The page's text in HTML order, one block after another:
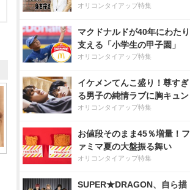
オリコンタイアップ特集
マクドナルドが40年にわたり
支える「小学生の甲子園」
オリコンタイアップ特集
イケメンてんこ盛り！尊すぎ
る男子の純情ラブに胸キュン
オリコンタイアップ特集
お値段そのまま45％増量！フ
ァミマ夏の大盤振る舞い
オリコンタイアップ特集
SUPER★DRAGON、自ら描